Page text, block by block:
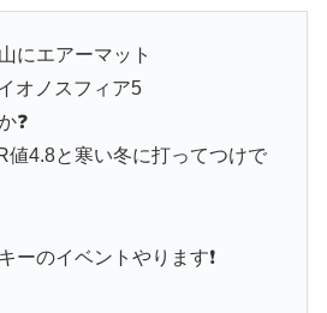
にエアーマット
オノスフィア5
❓
値4.8と寒い冬に打ってつけで
ーのイベントやります❗️